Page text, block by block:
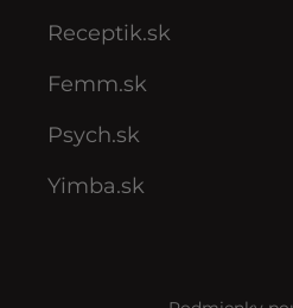
Receptik.sk
Femm.sk
Psych.sk
Yimba.sk